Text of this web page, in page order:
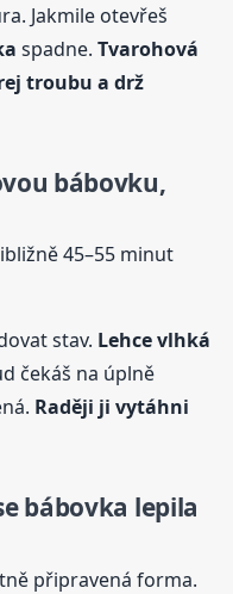
Jakmile otevřeš
spadne.Tvarohová
troubu a drž
bábovku,
45–55 minut
stav. Lehce vlhká
čekáš na úplně
Raději ji vytáhni
bábovka lepila
připravená forma.